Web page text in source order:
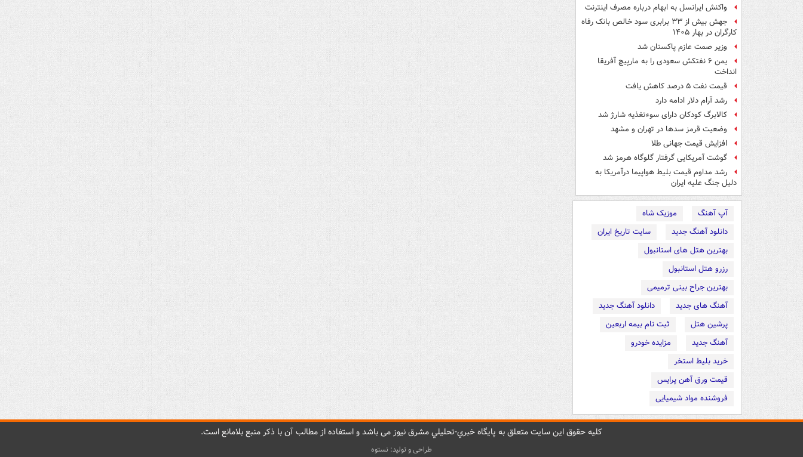
واکنش ایرانسل به ابهام درباره مصرف اینترنت
جهش بیش از ۳۳ برابری سود خالص بانک رفاه
کارگران در بهار ۱۴۰۵
وزیر صمت عازم پاکستان شد
یمن ۶ نفتکش سعودی را به مارپیچ آفریقا
انداخت
قیمت نفت ۵ درصد کاهش یافت
رشد آرام دلار ادامه دارد
کالابرگ کودکان دارای سوءتغذیه شارژ شد
وضعیت قرمز سدها در تهران و مشهد
افزایش قیمت جهانی طلا
گوشت آمریکایی گرفتار گلوگاه هرمز شد
رشد مداوم قیمت بلیط هواپیما درآمریکا به
دلیل جنگ علیه ایران
آپ آهنگ
موزیک شاه
دانلود آهنگ جدید
سایت تاریخ ایران
بهترین هتل های استانبول
رزرو هتل استانبول
بهترین جراح بینی ترمیمی
آهنگ های جدید
دانلود آهنگ جدید
پرشین هتل
ثبت نام بیمه اربعین
آهنگ جدید
مزایده خودرو
خرید بلیط استخر
قیمت ورق آهن پرایس
فروشنده مواد شیمیایی
کليه حقوق اين سايت متعلق به پایگاه خبري-تحليلي مشرق نيوز می باشد و استفاده از مطالب آن با ذکر منبع بلامانع است.
طراحی و تولید: نستوه